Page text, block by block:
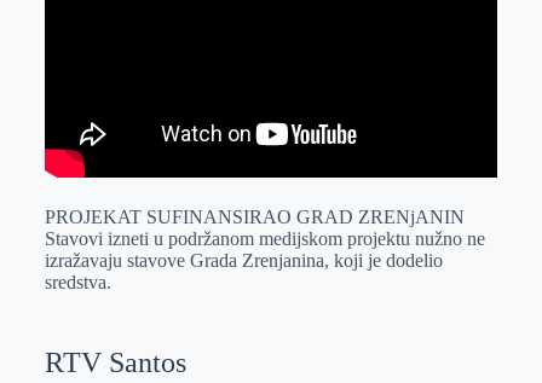
PROJEKAT SUFINANSIRAO GRAD ZRENjANIN
Stavovi izneti u podržanom medijskom projektu nužno ne
izražavaju stavove Grada Zrenjanina, koji je dodelio
sredstva.
RTV Santos